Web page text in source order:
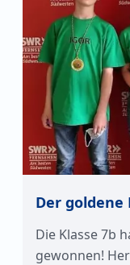
Der goldene
Die Klasse 7b
gewonnen!